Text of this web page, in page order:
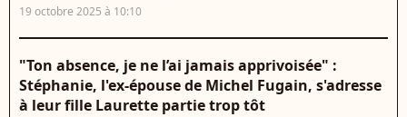
19 octobre 2025 à 10:10
"Ton absence, je ne l’ai jamais apprivoisée" :
Stéphanie, l'ex-épouse de Michel Fugain, s'adresse
à leur fille Laurette partie trop tôt